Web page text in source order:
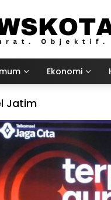
Ekonomi
Jatim